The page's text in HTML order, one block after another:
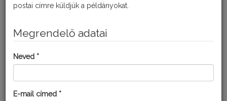
A nitrogén hiánya miatt a növények növekedése megáll. A szárra
levelek sárgulni kedenek, majd le is hullhatnak. Az elszineződés
egyformán érinti a levéllemezt és a levélereket is. A
levélnyelet növesztenek, rajta kisebb levéllemezzel. A levelek
postai címre küldjük a példányokat.
Megrendelő adatai
Neved *
E-mail címed *